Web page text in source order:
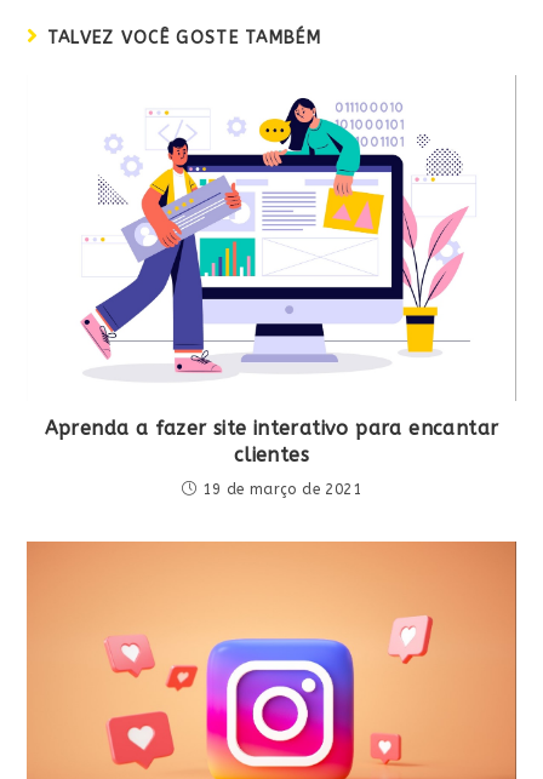
TALVEZ VOCÊ GOSTE TAMBÉM
Aprenda a fazer site interativo para encantar
clientes
19 de março de 2021